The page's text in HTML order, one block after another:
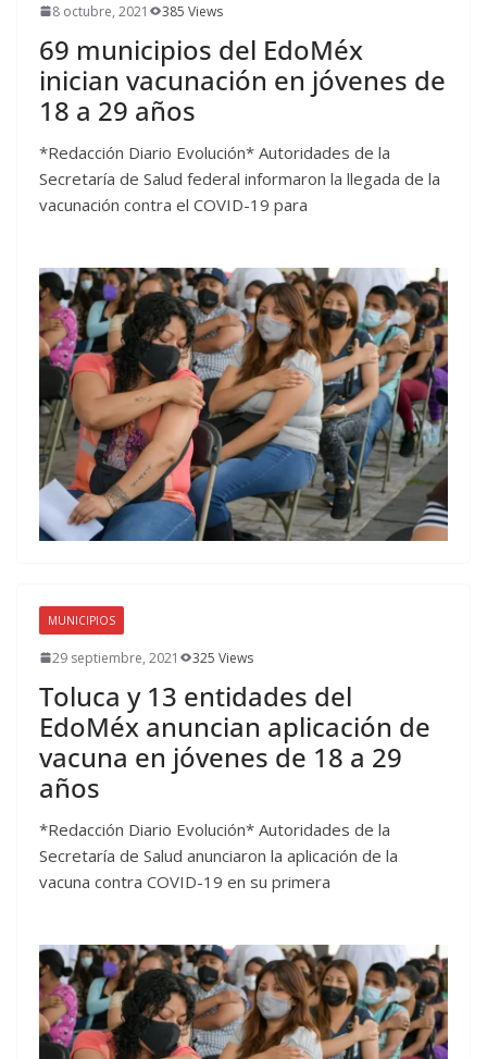
8 octubre, 2021 385 Views
69 municipios del EdoMéx
inician vacunación en jóvenes de
18 a 29 años
*Redacción Diario Evolución* Autoridades de la
Secretaría de Salud federal informaron la llegada de la
vacunación contra el COVID-19 para
MUNICIPIOS
29 septiembre, 2021 325 Views
Toluca y 13 entidades del
EdoMéx anuncian aplicación de
vacuna en jóvenes de 18 a 29
años
*Redacción Diario Evolución* Autoridades de la
Secretaría de Salud anunciaron la aplicación de la
vacuna contra COVID-19 en su primera